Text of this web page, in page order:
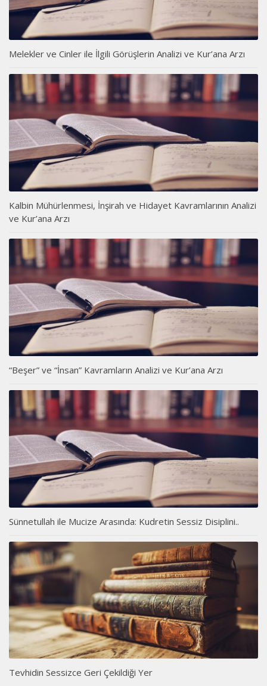
Melekler ve Cinler ile İlgili Görüşlerin Analizi ve Kur’ana Arzı
Kalbin Mühürlenmesi, İnşirah ve Hidayet Kavramlarının Analizi
ve Kur’ana Arzı
“Beşer” ve “İnsan” Kavramların Analizi ve Kur’ana Arzı
Sünnetullah ile Mucize Arasında: Kudretin Sessiz Disiplini..
Tevhidin Sessizce Geri Çekildiği Yer